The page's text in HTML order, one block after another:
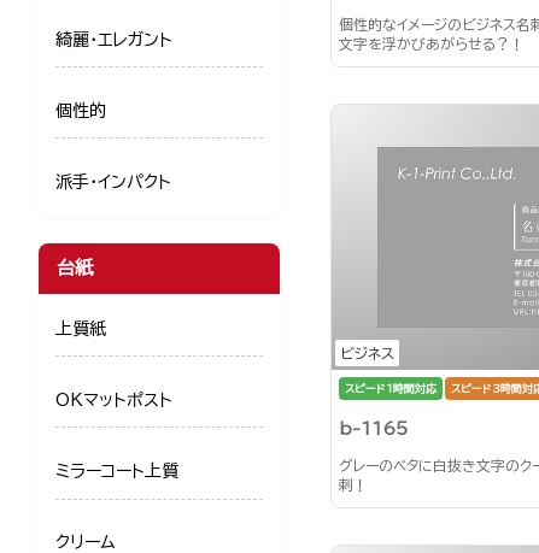
個性的なイメージのビジネス
文字を浮かびあがらせる？！
ビジネス
スピード1時間対応 スピード3時間対
b-1165
グレーのベタに白抜き文字のク
刺！
綺麗・エレガント
個性的
派手・インパクト
台紙
上質紙
OKマットポスト
ミラーコート上質
クリーム